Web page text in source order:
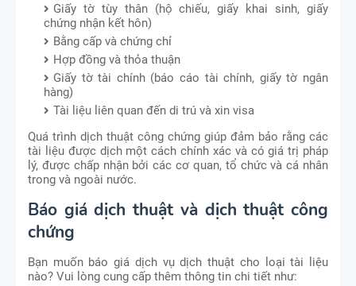
Giấy tờ tùy thân (hộ chiếu, giấy khai sinh, giấy
chứng nhận kết hôn)
Bằng cấp và chứng chỉ
Hợp đồng và thỏa thuận
Giấy tờ tài chính (báo cáo tài chính, giấy tờ ngân
hàng)
Tài liệu liên quan đến di trú và xin visa
Quá trình dịch thuật công chứng giúp đảm bảo rằng các
tài liệu được dịch một cách chính xác và có giá trị pháp
lý, được chấp nhận bởi các cơ quan, tổ chức và cá nhân
trong và ngoài nước.
Báo giá dịch thuật và dịch thuật công
chứng
Bạn muốn báo giá dịch vụ dịch thuật cho loại tài liệu
nào? Vui lòng cung cấp thêm thông tin chi tiết như: